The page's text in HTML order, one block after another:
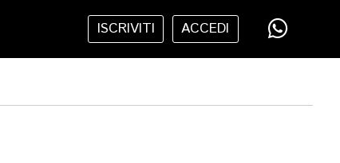
ISCRIVITI ACCEDI